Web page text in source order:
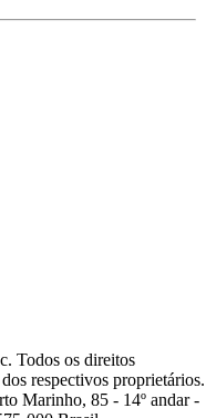
Todos os direitos
respectivos proprietários.
Marinho, 85 - 14º andar -